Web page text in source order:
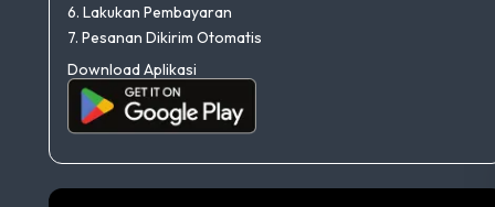
6. Lakukan Pembayaran
7. Pesanan Dikirim Otomatis
Download Aplikasi